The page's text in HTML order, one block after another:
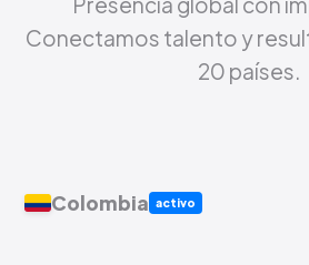
Conectamos talento y
20 países.
Colombia activo